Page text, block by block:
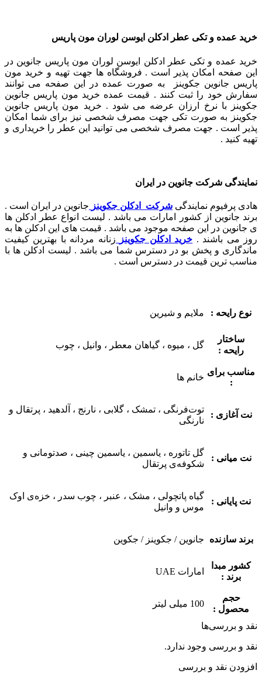
خرید عمده و تکی عطر ادکلن ایوسن لوران مون پاریس
خرید عمده و تکی عطر ادکلن ایوسن لوران مون پاریس جانوین در
این صفحه امکان پذیر است . فروشگاه ها جهت تهیه و خرید مون
پاریس جانوین جکوینز به صورت عمده در این صفحه می توانند
سفارش خود را ثبت کنند . قیمت عمده خرید مون پاریس جانوین
جکوینز با نرخ ارزان عرضه می شود . خرید مون پاریس جانوین
جکوینز به صورت تکی جهت مصرف شخصی نیز برای شما امکان
پذیر است . جهت مصرف شخصی می توانید این عطر را خریداری و
تهیه کنید .
نمایندگی شرکت جانوین در ایران
هادی پرفیوم نمایندگی شرکت ادکلن جکوینز جانوین در ایران است .
برند جانوین از کشور امارات می باشد . لیست انواع عطر ادکلن ها
ی جانوین در این صفحه موجود می باشد . قیمت های این ادکلن ها به
روز می باشند . خرید ادکلن جکوینز
زنانه مردانه با بهترین کیفیت
ماندگاری و پخش بو در دسترس شما می باشد . لیست ادکلن ها با
مناسب ترین قیمت در دسترس است .
نوع رایحه : ملایم و شیرین
ساختار
رایحه :
گل ، میوه ، گیاهان معطر ، وانیل ، چوب
مناسب برای
:
خانم ها
نت آغازی :
توت‌فرنگی ، تمشک ، گلابی ، نارنج ، آلدهید ، پرتقال و
نارنگی
نت میانی :
گل تاتوره ، یاسمین ، یاسمین چینی ، صدتومانی و
شکوفه‌ی پرتقال
نت پایانی :
گیاه پاتچولی ، مشک ، عنبر ، چوب سدر ، خزه‌ی اوک‌
موس و وانیل
برند سازنده جانوین / جکوینز / جکوین
کشور مبدا
برند :
امارات UAE
حجم
محصول :
100 میلی لیتر
نقد و بررسی‌ها
نقد و بررسی وجود ندارد.
افزودن نقد و بررسی